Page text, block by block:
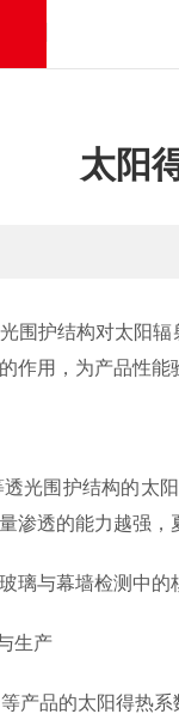
太阳
护结构对太阳辐
作用，为产品性
围护结构的太阳
渗透的能力越强
璃与幕墙检测中的
生产
品的太阳得热系